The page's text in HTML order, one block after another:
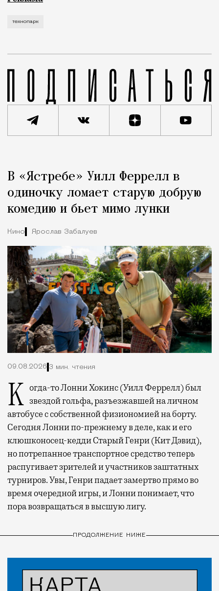
технопарк
Город
В «Ястребе» Уилл Феррелл в
одиночку ломает старую добрую
комедию и бьет мимо лунки
Кино Ярослав Забалуев
09.08.2026 3 мин. чтения
Когда-то Лонни Хокинс (Уилл Феррелл) был звездой гольфа, разъезжавшей на личном
автобусе с собственной физиономией на борту.
Сегодня Лонни по-прежнему в деле, как и его
клюшконосец-кедди Старый Генри (Кит Дэвид),
но потрепанное транспортное средство теперь
распугивает зрителей и участников заштатных
турниров. Увы, Генри падает замертво прямо во
время очередной игры, и Лонни понимает, что
пора возвращаться в высшую лигу.
ПРОДОЛЖЕНИЕ НИЖЕ